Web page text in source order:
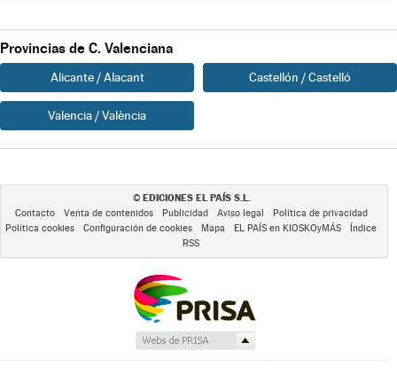
Provincias de C. Valenciana
Alicante / Alacant Castellón / Castelló
Valencia / València
© EDICIONES EL PAÍS S.L.
Contacto Venta de contenidos Publicidad Aviso legal
Política de privacidad
Política cookies
Configuración de cookies Mapa EL PAÍS en KIOSKOyMÁS
Índice
RSS